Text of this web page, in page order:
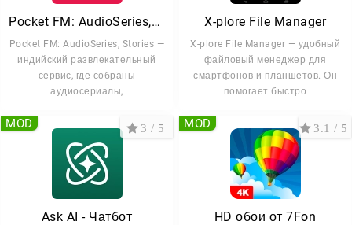
Pocket FM: AudioSeries,Stories
Pocket FM: AudioSeries, Stories —
индийский развлекательный
сервис, где собраны
аудиосериалы,
X-plore File Manager
X-plore File Manager — удобный
файловый менеджер для
смартфонов и планшетов. Он
помогает быстро
Ask AI - Чатбот
3 / 5
MOD
HD обои от 7Fon
3.1 / 5
MOD